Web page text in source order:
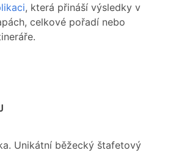
, která přináší výsledky v
celkové pořadí nebo
Unikátní běžecký štafetový